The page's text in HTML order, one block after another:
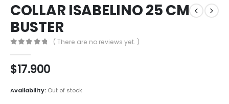
COLLAR ISABELINO 25 CM
BUSTER
( There are no reviews yet. )
$17.900
Availability: Out of stock